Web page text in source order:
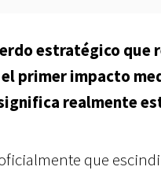
estratégico
primer impacto
realmente
que